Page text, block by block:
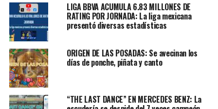
LIGA BBVA ACUMULA 6.83 MILLONES DE
RATING POR JORNADA: La liga mexicana
presentó diversas estadísticas
ORIGEN DE LAS POSADAS: Se avecinan los
días de ponche, piñata y canto
“THE LAST DANCE” EN MERCEDES BENZ: La